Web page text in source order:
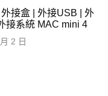
外接盒 | 外接USB | 外
接系統 MAC mini 4
2 日